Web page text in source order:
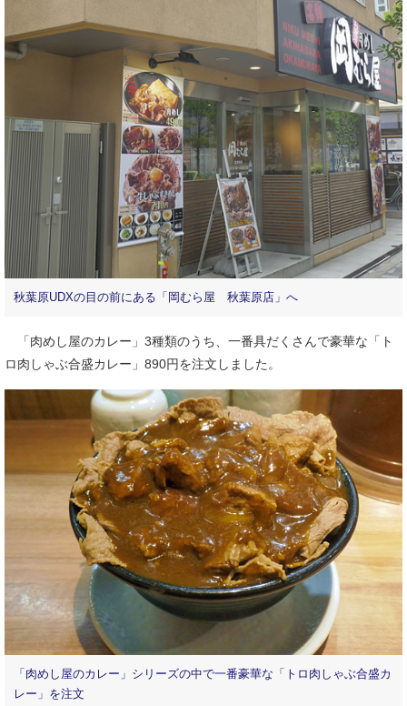
秋葉原UDXの目の前にある「岡むら屋 秋葉原店」へ
「肉めし屋のカレー」3種類のうち、一番具だくさんで豪華な「ト
ロ肉しゃぶ合盛カレー」890円を注文しました。
「肉めし屋のカレー」シリーズの中で一番豪華な「トロ肉しゃぶ合盛カ
レー」を注文